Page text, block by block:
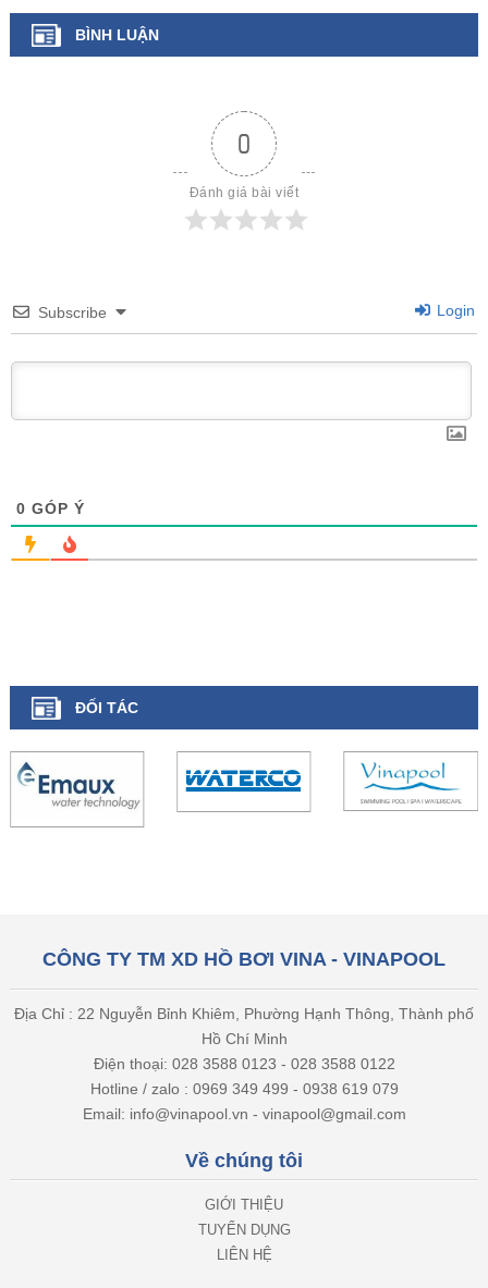
BÌNH LUẬN
0
Đánh giá bài viết
Subscribe Login
0 GÓP Ý
ĐỐI TÁC
CÔNG TY TM XD HỒ BƠI VINA - VINAPOOL
Địa Chỉ : 22 Nguyễn Bỉnh Khiêm, Phường Hạnh Thông, Thành phố
Hồ Chí Minh
Điện thoại: 028 3588 0123 - 028 3588 0122
Hotline / zalo : 0969 349 499 - 0938 619 079
Email: info@vinapool.vn - vinapool@gmail.com
Về chúng tôi
GIỚI THIỆU
TUYỂN DỤNG
LIÊN HỆ